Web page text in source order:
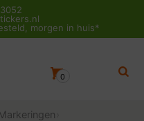
morgen in huis*
0